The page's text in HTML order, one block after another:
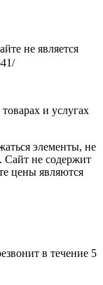
не является
/
и услугах
элементы, не
Сайт не содержит
цены являются
в течение 5